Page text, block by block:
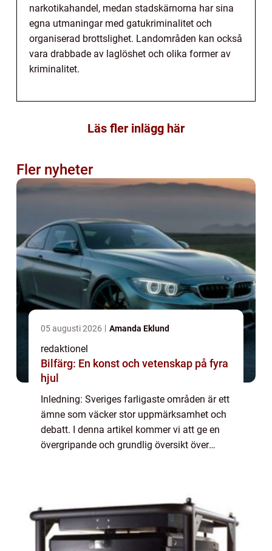
narkotikahandel, medan stadskärnorna har sina
egna utmaningar med gatukriminalitet och
organiserad brottslighet. Landområden kan också
vara drabbade av laglöshet och olika former av
kriminalitet.
Läs fler inlägg här
Fler nyheter
05 augusti 2026 Amanda Eklund
redaktionel
Bilfärg: En konst och vetenskap på fyra
hjul
Inledning: Sveriges farligaste områden är ett
ämne som väcker stor uppmärksamhet och
debatt. I denna artikel kommer vi att ge en
övergripande och grundlig översikt över